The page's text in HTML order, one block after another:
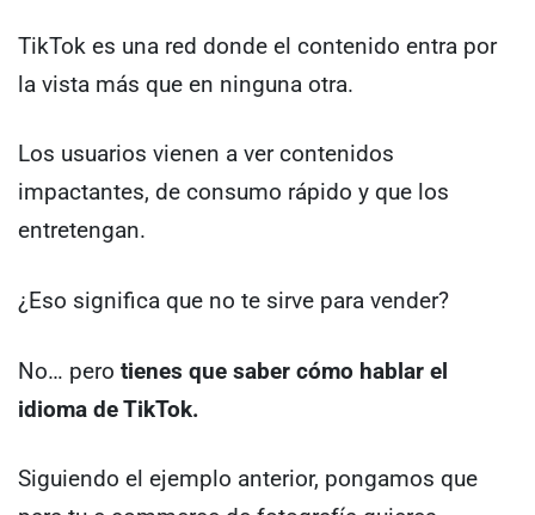
TikTok es una red donde el contenido entra por
la vista más que en ninguna otra.
Los usuarios vienen a ver contenidos
impactantes, de consumo rápido y que los
entretengan.
¿Eso significa que no te sirve para vender?
No… pero tienes que saber cómo hablar el
idioma de TikTok.
Siguiendo el ejemplo anterior, pongamos que